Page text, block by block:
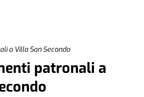
a Villa San Secondo
patronali a